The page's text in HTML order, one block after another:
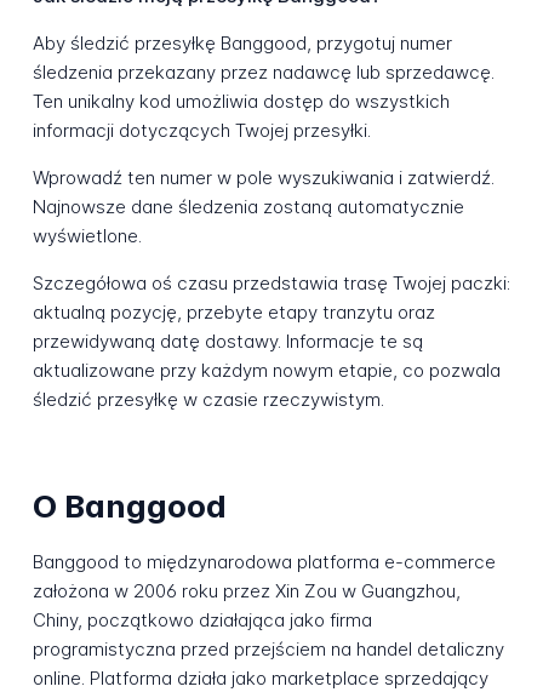
Aby śledzić przesyłkę Banggood, przygotuj numer
śledzenia przekazany przez nadawcę lub sprzedawcę.
Ten unikalny kod umożliwia dostęp do wszystkich
informacji dotyczących Twojej przesyłki.
Wprowadź ten numer w pole wyszukiwania i zatwierdź.
Najnowsze dane śledzenia zostaną automatycznie
wyświetlone.
Szczegółowa oś czasu przedstawia trasę Twojej paczki:
aktualną pozycję, przebyte etapy tranzytu oraz
przewidywaną datę dostawy. Informacje te są
aktualizowane przy każdym nowym etapie, co pozwala
śledzić przesyłkę w czasie rzeczywistym.
O Banggood
Banggood to międzynarodowa platforma e-commerce
założona w 2006 roku przez Xin Zou w Guangzhou,
Chiny, początkowo działająca jako firma
programistyczna przed przejściem na handel detaliczny
online. Platforma działa jako marketplace sprzedający